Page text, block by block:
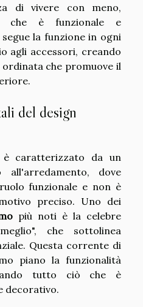
di vivere con meno,
che è funzionale e
la funzione in ogni
agli accessori, creando
che promuove il
del design
è caratterizzato da un
all'arredamento, dove
funzionale e non è
preciso. Uno dei
più noti è la celebre
che sottolinea
Questa corrente di
piano la funzionalità
tutto ciò che è
decorativo.